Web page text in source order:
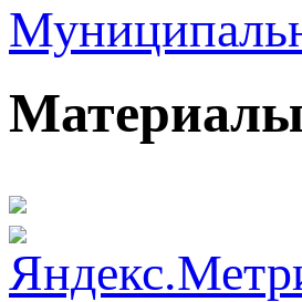
Материалы